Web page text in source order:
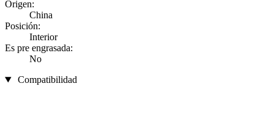
Origen:
China
Posición:
Interior
Es pre engrasada:
No
Compatibilidad